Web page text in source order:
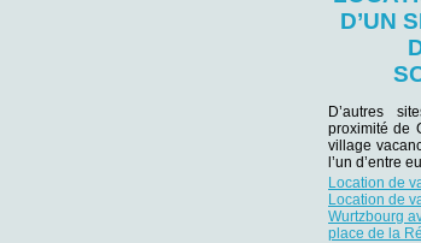
D’UN
D’autres
proximité de
village
l’un d’entre
Location de
Location de
Wurtzbourg
place de la